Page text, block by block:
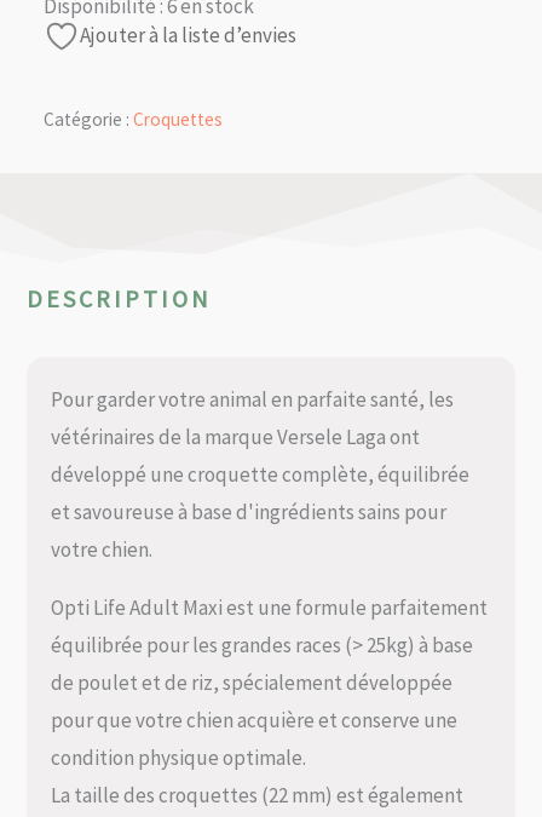
Disponibilité :6 en stock
Ajouter à la liste d’envies
Catégorie : Croquettes
DESCRIPTION
Pour garder votre animal en parfaite santé, les
vétérinaires de la marque Versele Laga ont
développé une croquette complète, équilibrée
et savoureuse à base d'ingrédients sains pour
votre chien.
Opti Life Adult Maxi est une formule parfaitement
équilibrée pour les grandes races (> 25kg) à base
de poulet et de riz, spécialement développée
pour que votre chien acquière et conserve une
condition physique optimale.
La taille des croquettes (22 mm) est également